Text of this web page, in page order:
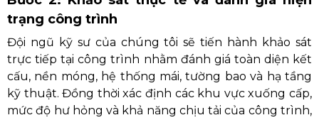
trạng công trình
Đội ngũ kỹ sư của chúng tôi sẽ tiến hành khảo sát
trực tiếp tại công trình nhằm đánh giá toàn diện kết
cấu, nền móng, hệ thống mái, tường bao và hạ tầng
kỹ thuật. Đồng thời xác định các khu vực xuống cấp,
mức độ hư hỏng và khả năng chịu tải của công trình,